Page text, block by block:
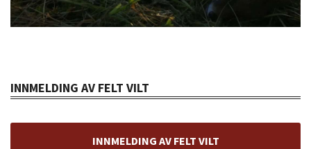
INNMELDING AV FELT VILT
INNMELDING AV FELT VILT